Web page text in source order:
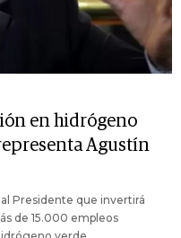
en hidrógeno
Agustín
Presidente que invertirá
de 15.000 empleos